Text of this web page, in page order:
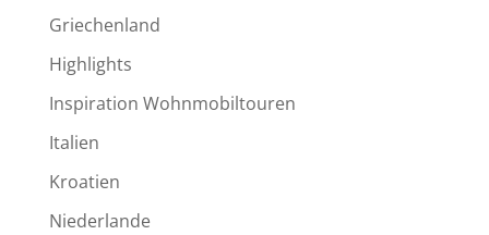
Griechenland
Highlights
Inspiration Wohnmobiltouren
Italien
Kroatien
Niederlande